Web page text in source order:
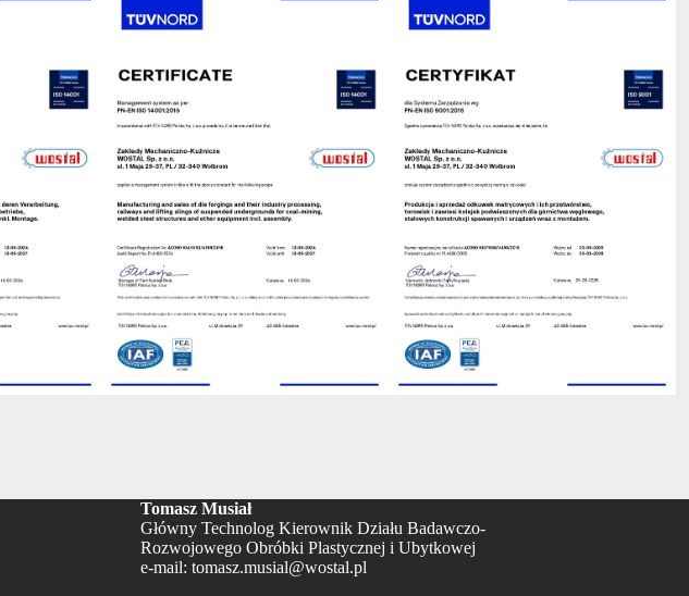
Tomasz Musiał
Główny Technolog Kierownik Działu Badawczo-
Rozwojowego Obróbki Plastycznej i Ubytkowej
e-mail: tomasz.musial@wostal.pl